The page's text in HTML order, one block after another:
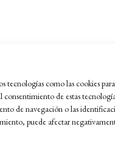
tecnologías como las cookies
de estas
de navegación o las
puede afectar